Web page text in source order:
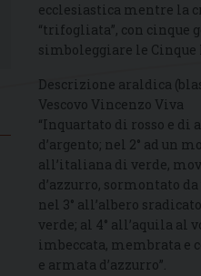
ecclesiastica mentre la
“trifogliata”, con cinque
simboleggiare le Cinque
Descrizione araldica
Vescovo Vincenzo Viva
“Inquartato di rosso e di
d’argento; nel 2° ad un
all’italiana di verde,
d’azzurro, sormontato
nel 3° all’albero
verde; al 4° all’aquila al
imbeccata, membrata e
e armata d’azzurro”.